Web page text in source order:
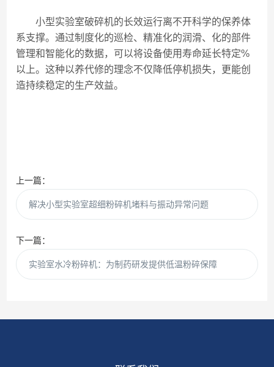
小型实验室破碎机的长效运行离不开科学的保养体
系支撑。通过制度化的巡检、精准化的润滑、化的部件
管理和智能化的数据，可以将设备使用寿命延长特定%
以上。这种以养代修的理念不仅降低停机损失，更能创
造持续稳定的生产效益。
上一篇：
解决小型实验室超细粉碎机堵料与振动异常问题
下一篇：
实验室水冷粉碎机：为制药研发提供低温粉碎保障